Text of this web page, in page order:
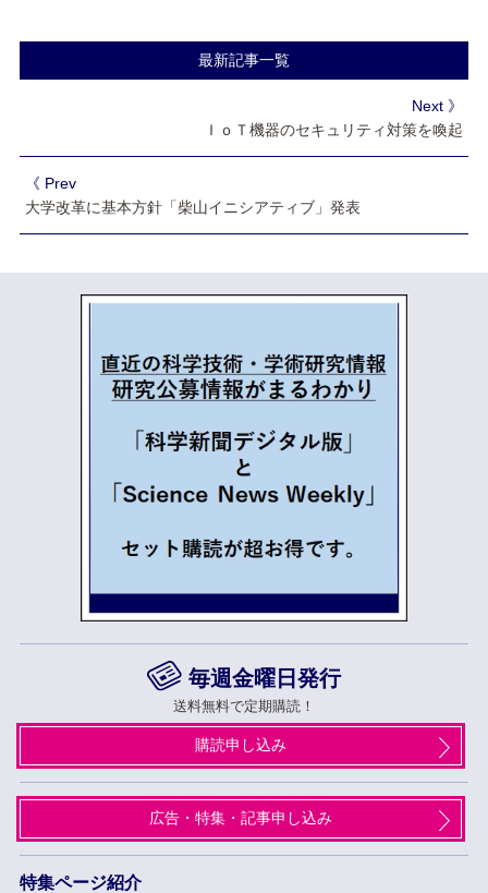
最新記事一覧
Next 》
ＩｏＴ機器のセキュリティ対策を喚起
《 Prev
大学改革に基本方針「柴山イニシアティブ」発表
毎週金曜日発行
送料無料で定期購読！
購読申し込み
広告・特集・記事申し込み
特集ページ紹介